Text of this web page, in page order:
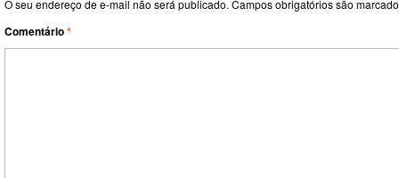
O seu endereço de e-mail não será publicado. Campos obrigatórios são
Comentário*